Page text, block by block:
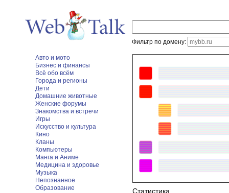
Фильтр по домену:
Авто и мото
Бизнес и финансы
Всё обо всём
Города и регионы
Дети
Домашние животные
Женские форумы
Знакомства и встречи
Игры
Искусство и культура
Кино
Кланы
Компьютеры
Манга и Аниме
Медицина и здоровье
Музыка
Непознанное
Образование
Статистика